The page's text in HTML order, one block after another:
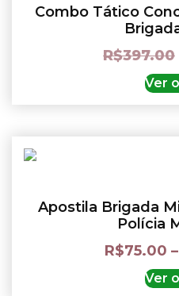
Combo Tático
R$397.00
Ver
Apostila Brigada
Polícia
R$75.00 –
Ver